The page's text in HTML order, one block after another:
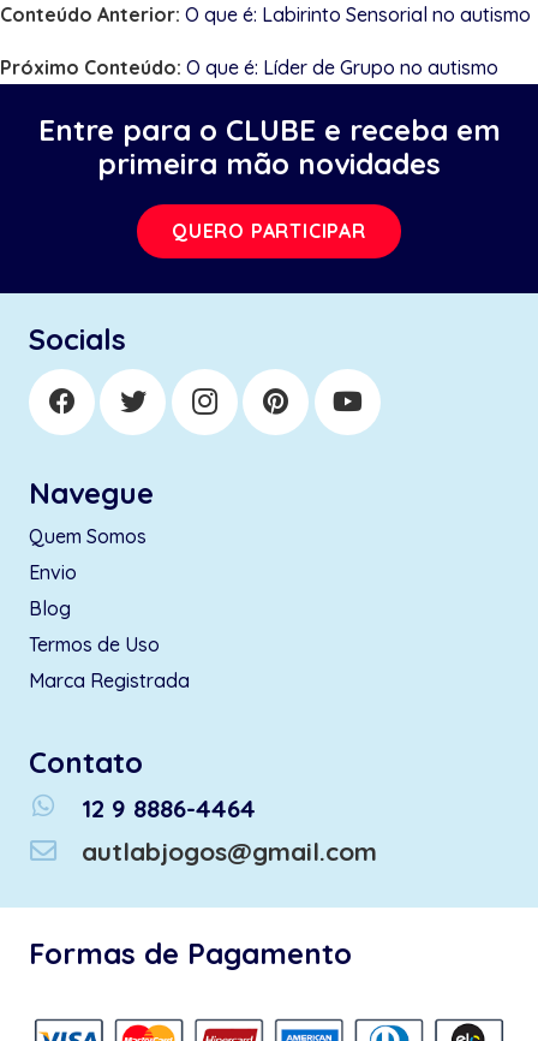
Conteúdo Anterior: O que é: Labirinto Sensorial no autismo
Próximo Conteúdo: O que é: Líder de Grupo no autismo
Entre para o CLUBE e receba em
primeira mão novidades
QUERO PARTICIPAR
Socials
Navegue
Quem Somos
Envio
Blog
Termos de Uso
Marca Registrada
Contato
whatsapp
12 9 8886-4464
autlabjogos@gmail.com
Formas de Pagamento